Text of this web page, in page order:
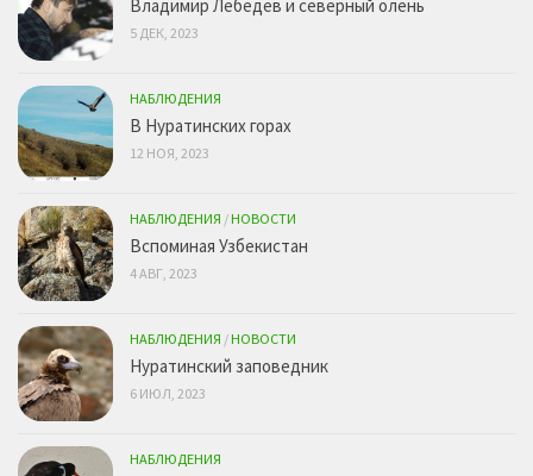
Владимир Лебедев и северный олень
5 ДЕК, 2023
НАБЛЮДЕНИЯ
В Нуратинских горах
12 НОЯ, 2023
НАБЛЮДЕНИЯ /НОВОСТИ
Вспоминая Узбекистан
4 АВГ, 2023
НАБЛЮДЕНИЯ /НОВОСТИ
Нуратинский заповедник
6 ИЮЛ, 2023
НАБЛЮДЕНИЯ